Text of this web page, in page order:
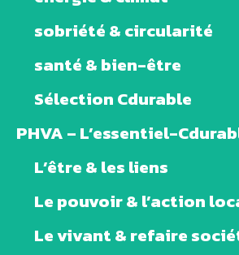
sobriété & circularité
santé & bien-être
Sélection Cdurable
PHVA – L’essentiel-
L’être & les liens
Le pouvoir & l’action
Le vivant & refaire